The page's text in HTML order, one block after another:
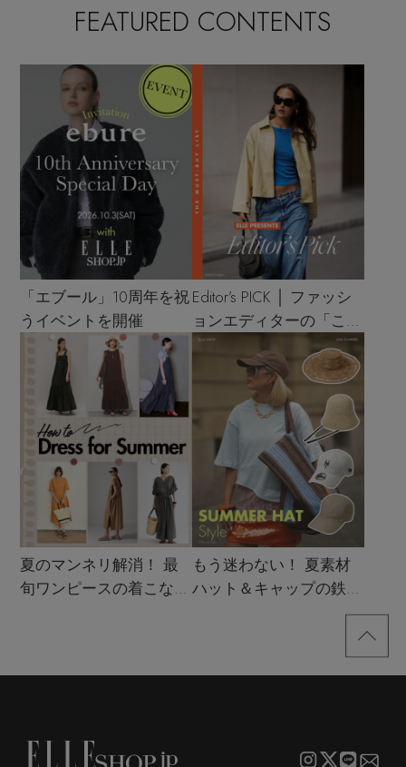
FEATURED CONTENTS
「エブール」10周年を祝
うイベントを開催
Editor’s PICK │ ファッシ
ョンエディターの「これ
買い！」リスト
夏のマンネリ解消！ 最
旬ワンピースの着こなし
もう迷わない！ 夏素材
ハット＆キャップの鉄板